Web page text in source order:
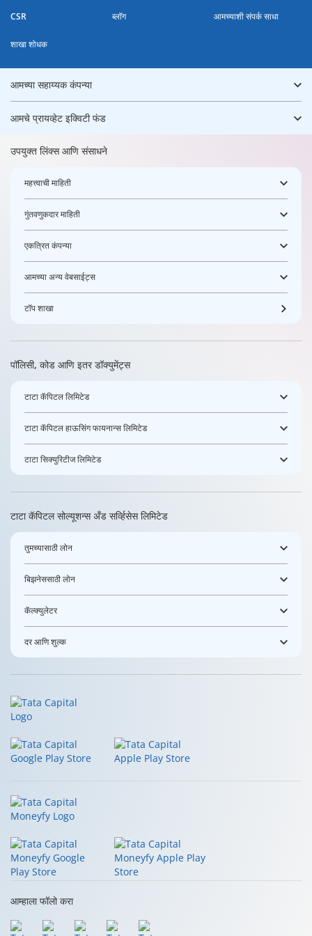
CSR ब्लॉग आमच्याशी संपर्क साधा
शाखा शोधक
आमच्या सहाय्यक कंपन्या
आमचे प्रायव्हेट इक्विटी फंड
उपयुक्त लिंक्स आणि संसाधने
महत्त्वाची माहिती
गुंतवणुकदार माहिती
एकत्रित कंपन्या
आमच्या अन्य वेबसाईट्स
टॉप शाखा
पॉलिसी, कोड आणि इतर डॉक्युमेंट्स
टाटा कॅपिटल लिमिटेड
टाटा कॅपिटल हाऊसिंग फायनान्स लिमिटेड
टाटा सिक्युरिटीज लिमिटेड
टाटा कॅपिटल सोल्यूशन्स अँड सर्व्हिसेस लिमिटेड
तुमच्यासाठी लोन
बिझनेससाठी लोन
कॅल्क्युलेटर
दर आणि शुल्क
आम्हाला फॉलो करा